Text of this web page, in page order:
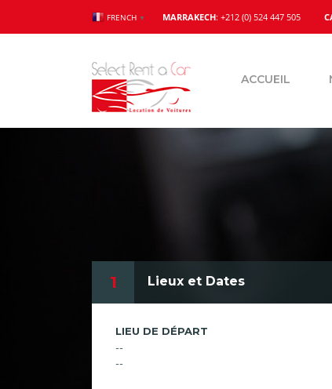
FRENCH ▼ MARRAKECH: +212 (0) 524 447 505
ACCUEIL
1 Lieux et Dates
LIEU DE DÉPART
--
--